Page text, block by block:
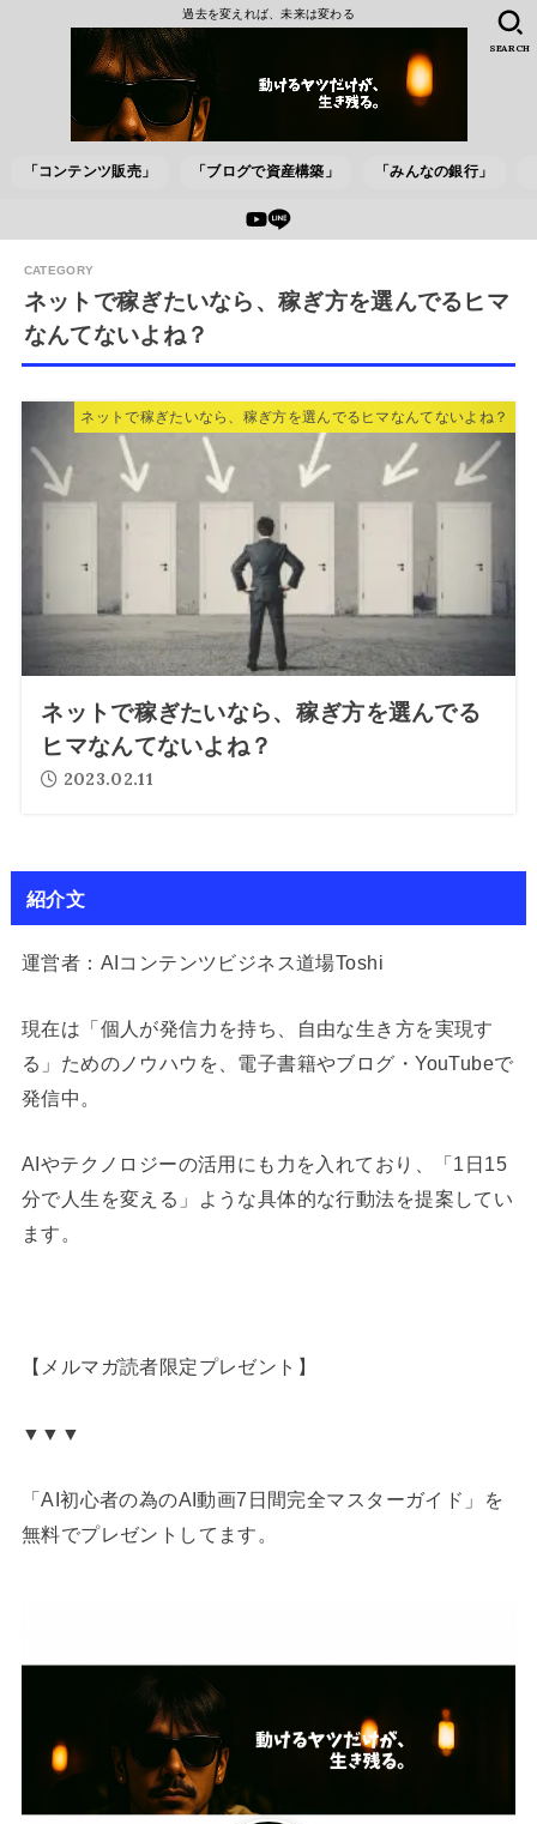
過去を変えれば、未来は変わる
「コンテンツ販売」 「ブログで資産構築」 「みんなの銀行」
SEARCH
ネットで稼ぎたいなら、稼ぎ方を選んでるヒマ
なんてないよね？
ネットで稼ぎたいなら、稼ぎ方を選んでるヒマなんてないよね？
ネットで稼ぎたいなら、稼ぎ方を選んでる
ヒマなんてないよね？
2023.02.11
紹介文
運営者：AIコンテンツビジネス道場Toshi
現在は「個人が発信力を持ち、自由な生き方を実現す
る」ためのノウハウを、電子書籍やブログ・YouTubeで
発信中。
AIやテクノロジーの活用にも力を入れており、「1日15
分で人生を変える」ような具体的な行動法を提案してい
ます。
【メルマガ読者限定プレゼント】
▼▼▼
「AI初心者の為のAI動画7日間完全マスターガイド」を
無料でプレゼントしてます。